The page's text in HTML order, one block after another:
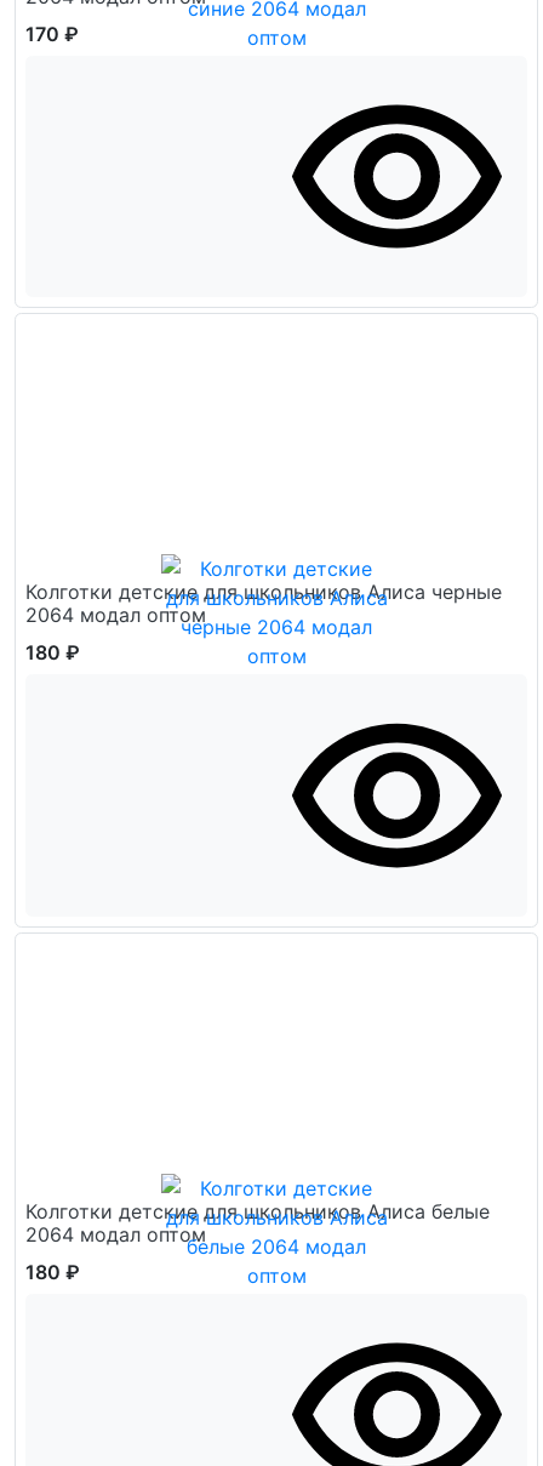
170 ₽
Колготки детские для школьников Алиса черные
2064 модал оптом
180 ₽
Колготки детские для школьников Алиса белые
2064 модал оптом
180 ₽